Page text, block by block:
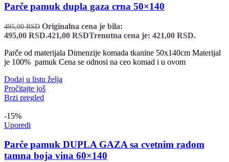
Parče pamuk dupla gaza crna 50×140
495,00RSD Originalna cena je bila:
495,00 RSD.421,00 RSDTrenutna cena je: 421,00 RSD.
Parče od materijala Dimenzije komada tkanine 50x140cm Materijal
je 100% pamuk Cena se odnosi na ceo komad i u ovom
Dodaj u listu želja
Pročitajte još
Brzi pregled
-15%
Uporedi
Parče pamuk DUPLA GAZA sa cvetnim radom
tamna boja vina 60×140